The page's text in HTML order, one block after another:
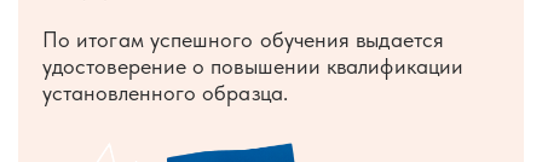
По итогам успешного обучения выдается
удостоверение о повышении квалификации
установленного образца.